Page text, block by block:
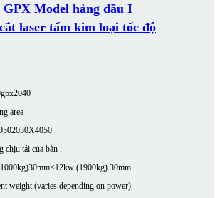
GPX Model hàng đầu I
laser tấm kim loại tốc độ
gpx2040
area
2030X4050
chịu tải của bàn :
≤12kw (1900kg) 30mm
weight (varies depending on power)